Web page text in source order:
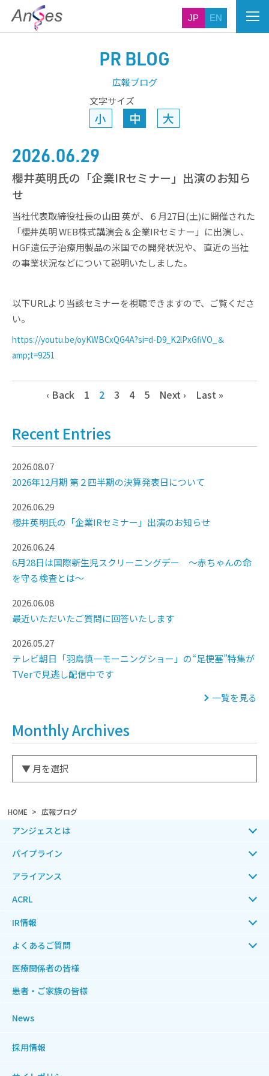
JP EN
HOME 広報ブログ
PR BLOG
広報ブログ
文字サイズ
小 中 大
2026.06.29
櫻井英明氏の「企業IRセミナー」出演のお知ら
せ
当社代表取締役社長の山田 英が、６月27日(土)に開催された
「櫻井英明 WEB株式講演会＆企業IRセミナー」に出演し、
HGF遺伝子治療用製品の米国での開発状況や、 直近の当社
の事業状況などについて説明いたしました。
以下URLより当該セミナーを視聴できますので、ご覧くださ
い。
https://youtu.be/oyKWBCxQG4A?si=d-D9_K2lPxGfiVO_＆
amp;t=9251
‹ Back 1 2 3 4 5 Next › Last »
Recent Entries
2026.08.07
2026年12月期 第２四半期の決算発表日について
2026.06.29
櫻井英明氏の「企業IRセミナー」出演のお知らせ
2026.06.24
6月28日は国際新生児スクリーニングデー ～赤ちゃんの命
を守る検査とは～
2026.06.08
最近いただいたご質問に回答いたします
2026.05.27
テレビ朝日「羽鳥慎一モーニングショー」の“足梗塞”特集が
TVerで見逃し配信中です
一覧を見る
Monthly Archives
アンジェスとは
パイプライン
アライアンス
ACRL
IR情報
よくあるご質問
医療関係者の皆様
患者・ご家族の皆様
News
採用情報